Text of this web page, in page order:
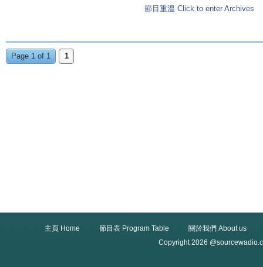
節目重溫 Click to enter Archives
Page 1 of 1 1
主頁 Home 節目表 Program Table
關於我們 About us
Copyright 2026